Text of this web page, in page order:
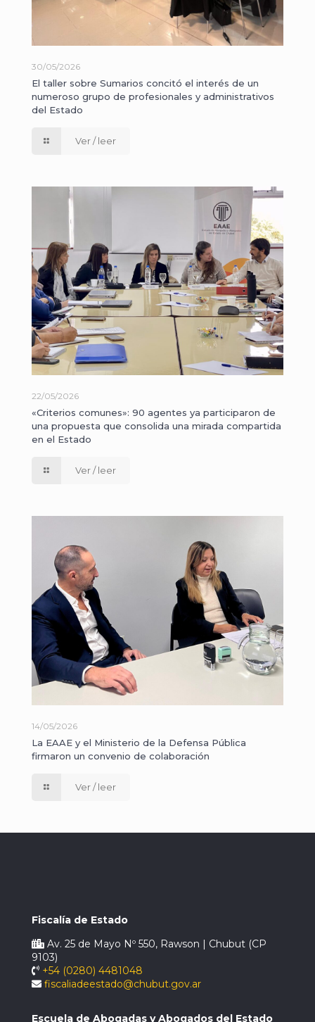
30/05/2026
El taller sobre Sumarios concitó el interés de un
numeroso grupo de profesionales y administrativos
del Estado
Ver / leer
22/05/2026
«Criterios comunes»: 90 agentes ya participaron de
una propuesta que consolida una mirada compartida
en el Estado
Ver / leer
14/05/2026
La EAAE y el Ministerio de la Defensa Pública
firmaron un convenio de colaboración
Ver / leer
Fiscalía de Estado
Av. 25 de Mayo Nº 550, Rawson | Chubut (CP
9103)
+54 (0280) 4481048
fiscaliadeestado@chubut.gov.ar
Escuela de Abogadas y Abogados del Estado